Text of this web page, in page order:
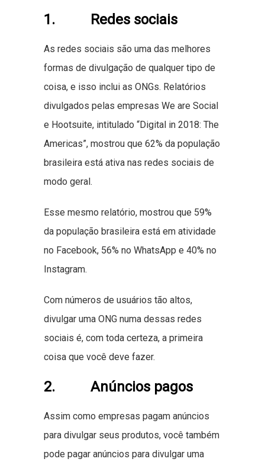
1. Redes sociais
As redes sociais são uma das melhores
formas de divulgação de qualquer tipo de
coisa, e isso inclui as ONGs. Relatórios
divulgados pelas empresas We are Social
e Hootsuite, intitulado “Digital in 2018: The
Americas”, mostrou que 62% da população
brasileira está ativa nas redes sociais de
modo geral.
Esse mesmo relatório, mostrou que 59%
da população brasileira está em atividade
no Facebook, 56% no WhatsApp e 40% no
Instagram.
Com números de usuários tão altos,
divulgar uma ONG numa dessas redes
sociais é, com toda certeza, a primeira
coisa que você deve fazer.
2. Anúncios pagos
Assim como empresas pagam anúncios
para divulgar seus produtos, você também
pode pagar anúncios para divulgar uma